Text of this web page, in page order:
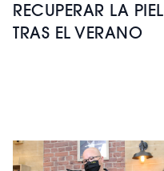
RECUPERAR LA PIEL
TRAS EL VERANO